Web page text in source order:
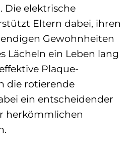
Die elektrische
Eltern dabei, ihren
Gewohnheiten
Lächeln ein Leben lang
Plaque-
die rotierende
ein entscheidender
herkömmlichen